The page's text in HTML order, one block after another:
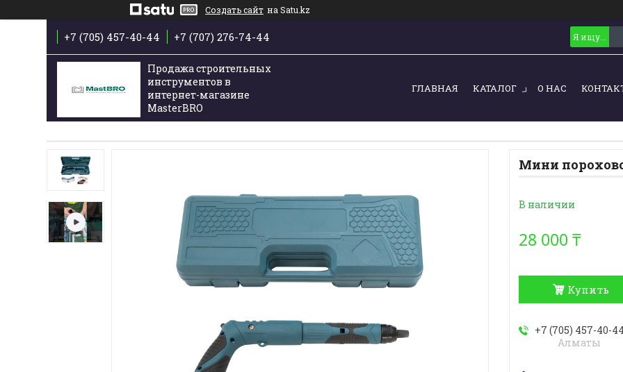
Создать сайт на Satu.kz
+7 (705) 457-40-44 +7 (707) 276-74-44
Продажа строительных
инструментов в
интернет-магазине
MasterBRO
ГЛАВНАЯ КАТАЛОГ О НАС
Мини
В наличии
28 000 ₸
Купить
+7 (705) 457-40-44
Алматы